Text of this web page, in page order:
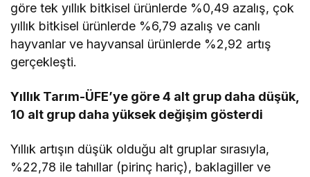
göre tek yıllık bitkisel ürünlerde %0,49 azalış, çok
yıllık bitkisel ürünlerde %6,79 azalış ve canlı
hayvanlar ve hayvansal ürünlerde %2,92 artış
gerçekleşti.
Yıllık Tarım-ÜFE’ye göre 4 alt grup daha düşük,
10 alt grup daha yüksek değişim gösterdi
Yıllık artışın düşük olduğu alt gruplar sırasıyla,
%22,78 ile tahıllar (pirinç hariç), baklagiller ve